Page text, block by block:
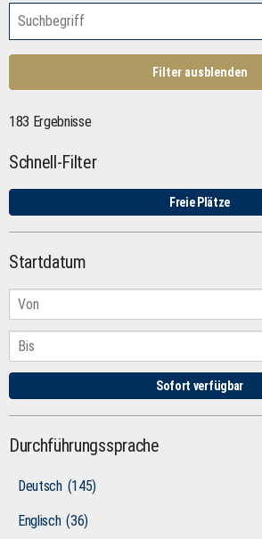
Filter ausblenden
183 Ergebnisse
Schnell-Filter
Freie Plätze
Startdatum
Sofort verfügbar
Durchführungssprache
Deutsch (145)
Englisch (36)